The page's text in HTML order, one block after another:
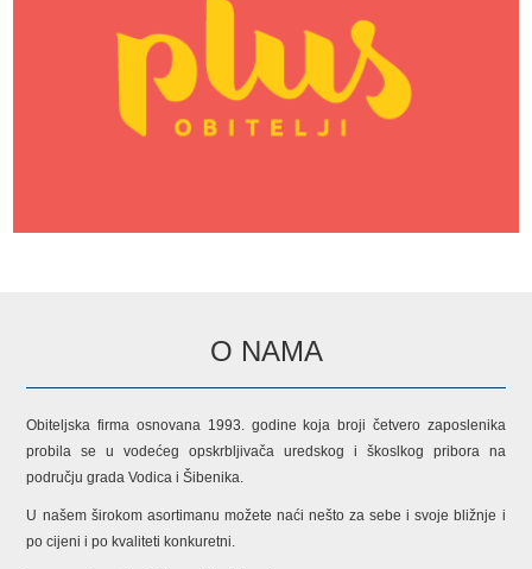
O NAMA
Obiteljska firma osnovana 1993. godine koja broji četvero zaposlenika
probila se u vodećeg opskrbljivača uredskog i škoslkog pribora na
području grada Vodica i Šibenika.
U našem širokom asortimanu možete naći nešto za sebe i svoje bližnje i
po cijeni i po kvaliteti konkuretni.